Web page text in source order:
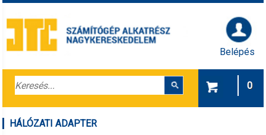
Belépés
0
HÁLÓZATI ADAPTER